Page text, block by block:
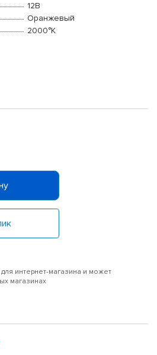
12В
Оранжевый
2000°K
интернет-магазина и может
магазинах